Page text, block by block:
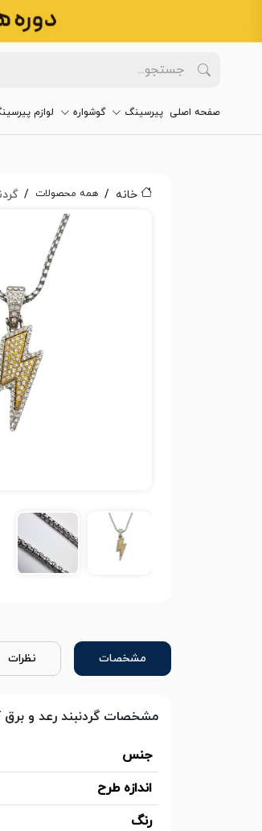
صفحه اصلی پیرسینگ گوشواره لوازم
خانه همه محصولات
مشخصات نظرات
مشخصات گردنبند رعد و برق
جنس
اندازه طرح
رنگ